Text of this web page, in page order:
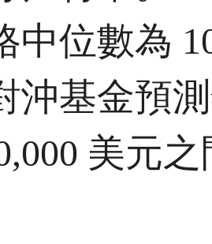
中位數為
沖基金預
美元之